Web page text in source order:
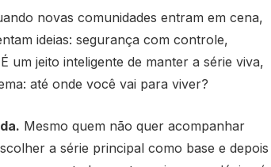
novas comunidades entram em cena,
ideias: segurança com controle,
um jeito inteligente de manter a série viva,
até onde você vai para viver?
Mesmo quem não quer acompanhar
a série principal como base e depois